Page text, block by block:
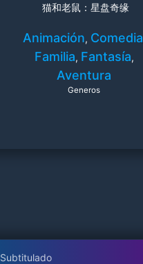
aprender a trabajar juntos!
猫和老鼠：星盘奇缘
Animación, Comedia
Familia, Fantasía,
Aventura
Generos
Subtitulado